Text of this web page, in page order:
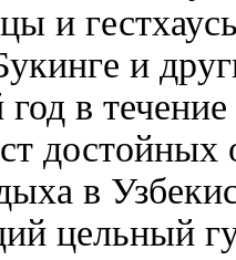
и
и
в
достойных
в
цельный